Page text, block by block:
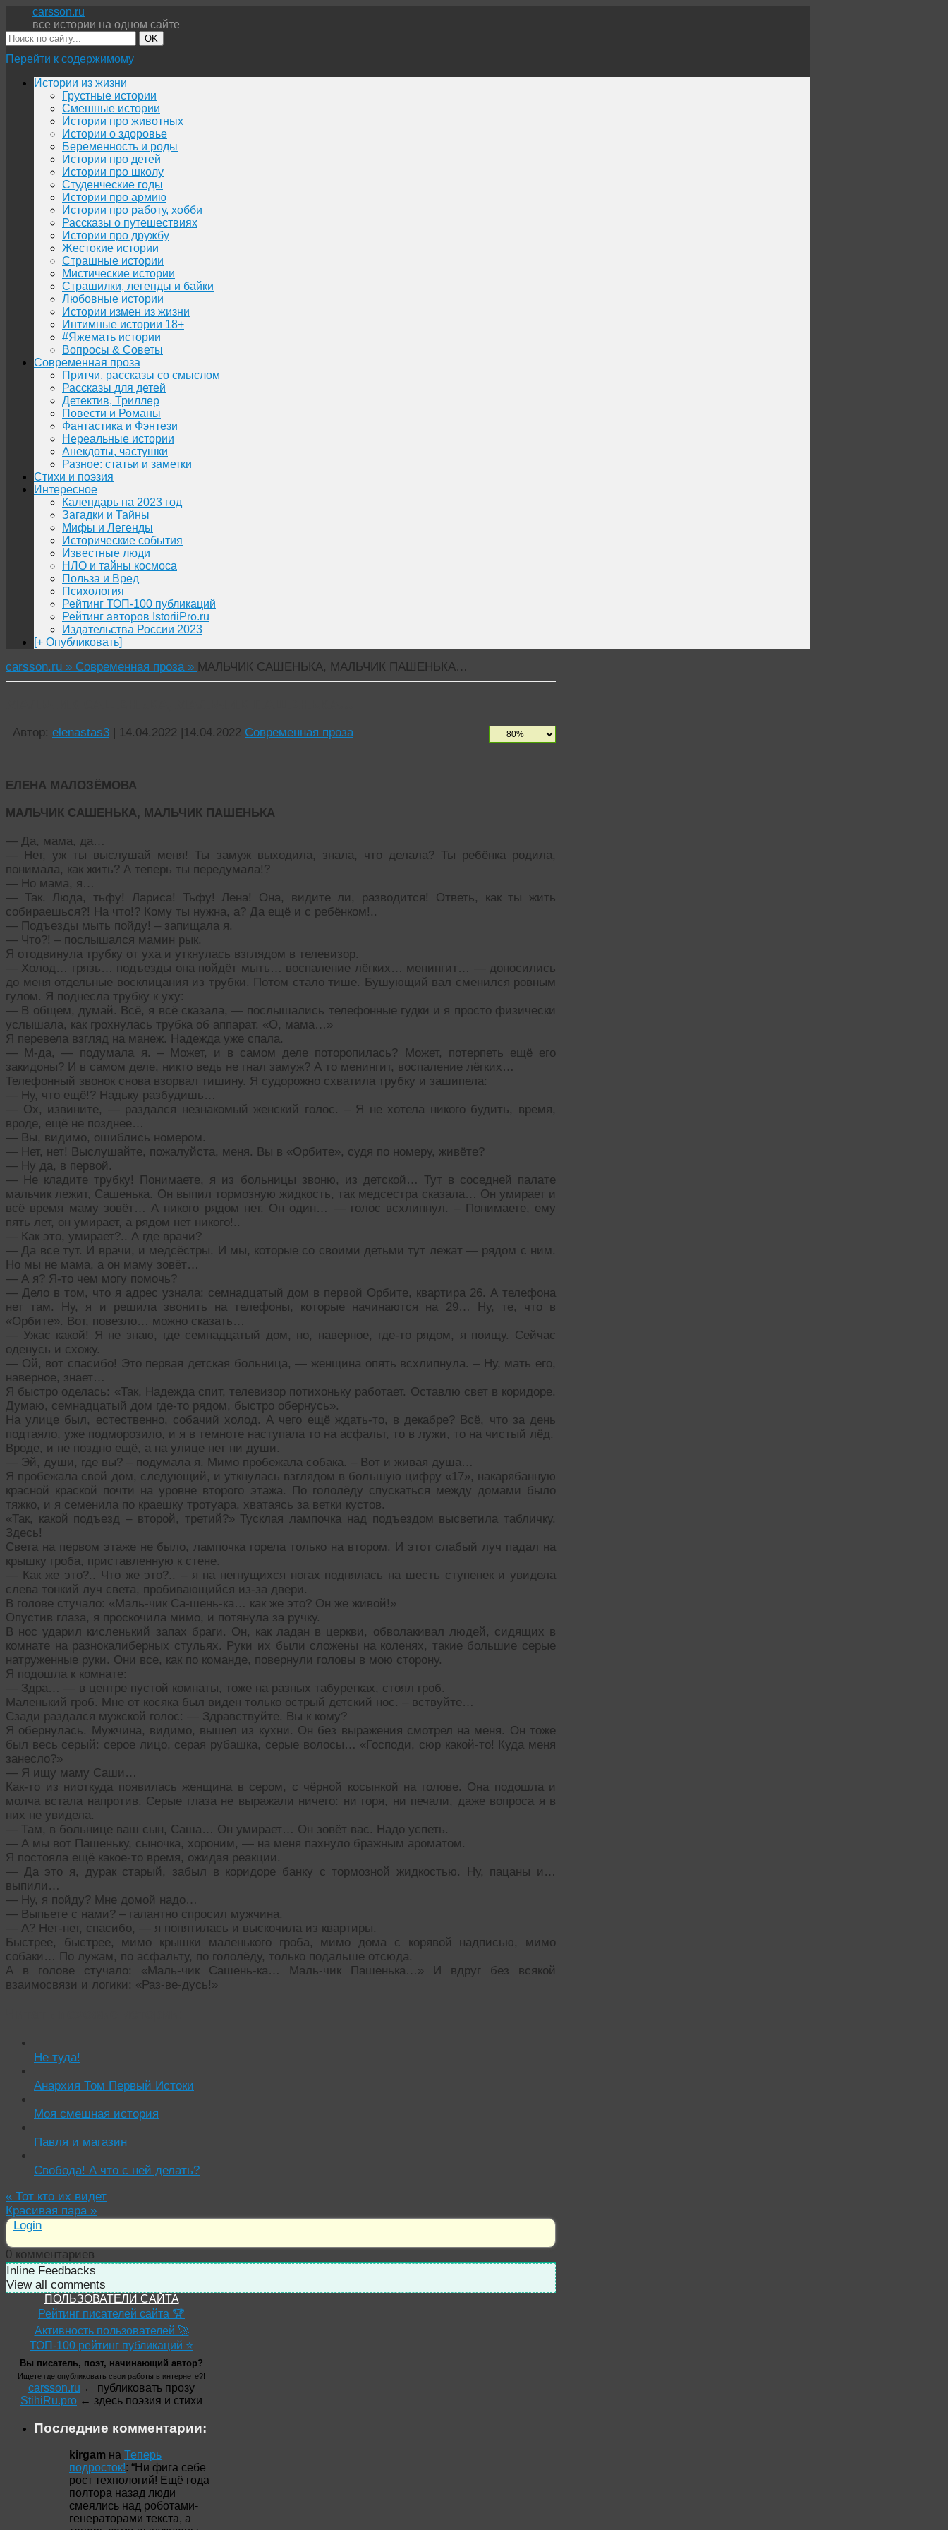
carsson.ru
все истории на одном сайте
OK
Перейти к содержимому
Истории из жизни
Грустные истории
Смешные истории
Истории про животных
Истории о здоровье
Беременность и роды
Истории про детей
Истории про школу
Студенческие годы
Истории про армию
Истории про работу, хобби
Рассказы о путешествиях
Истории про дружбу
Жестокие истории
Страшные истории
Мистические истории
Страшилки, легенды и байки
Любовные истории
Истории измен из жизни
Интимные истории 18+
#Яжемать истории
Вопросы & Советы
Современная проза
Притчи, рассказы со смыслом
Рассказы для детей
Детектив, Триллер
Повести и Романы
Фантастика и Фэнтези
Нереальные истории
Анекдоты, частушки
Разное: статьи и заметки
Стихи и поэзия
Интересное
Календарь на 2023 год
Загадки и Тайны
Мифы и Легенды
Исторические события
Известные люди
НЛО и тайны космоса
Польза и Вред
Психология
Рейтинг ТОП-100 публикаций
Рейтинг авторов IstoriiPro.ru
Издательства России 2023
[+ Опубликовать]
carsson.ru » Современная проза » МАЛЬЧИК САШЕНЬКА, МАЛЬЧИК ПАШЕНЬКА…
Автор: elenastas3 | 14.04.2022 |14.04.2022 Современная проза
ЕЛЕНА МАЛОЗЁМОВА
МАЛЬЧИК САШЕНЬКА, МАЛЬЧИК ПАШЕНЬКА
— Да, мама, да…
— Нет, уж ты выслушай меня! Ты замуж выходила, знала, что делала? Ты ребёнка родила,
понимала, как жить? А теперь ты передумала!?
— Но мама, я…
— Так. Люда, тьфу! Лариса! Тьфу! Лена! Она, видите ли, разводится! Ответь, как ты жить
собираешься?! На что!? Кому ты нужна, а? Да ещё и с ребёнком!..
— Подъезды мыть пойду! – запищала я.
— Что?! – послышался мамин рык.
Я отодвинула трубку от уха и уткнулась взглядом в телевизор.
— Холод… грязь… подъезды она пойдёт мыть… воспаление лёгких… менингит… — доносились
до меня отдельные восклицания из трубки. Потом стало тише. Бушующий вал сменился ровным
гулом. Я поднесла трубку к уху:
— В общем, думай. Всё, я всё сказала, — послышались телефонные гудки и я просто физически
услышала, как грохнулась трубка об аппарат. «О, мама…»
Я перевела взгляд на манеж. Надежда уже спала.
— М-да, — подумала я. – Может, и в самом деле поторопилась? Может, потерпеть ещё его
закидоны? И в самом деле, никто ведь не гнал замуж? А то менингит, воспаление лёгких…
Телефонный звонок снова взорвал тишину. Я судорожно схватила трубку и зашипела:
— Ну, что ещё!? Надьку разбудишь…
— Ох, извините, — раздался незнакомый женский голос. – Я не хотела никого будить, время,
вроде, ещё не позднее…
— Вы, видимо, ошиблись номером.
— Нет, нет! Выслушайте, пожалуйста, меня. Вы в «Орбите», судя по номеру, живёте?
— Ну да, в первой.
— Не кладите трубку! Понимаете, я из больницы звоню, из детской… Тут в соседней палате
мальчик лежит, Сашенька. Он выпил тормозную жидкость, так медсестра сказала… Он умирает и
всё время маму зовёт… А никого рядом нет. Он один… — голос всхлипнул. – Понимаете, ему
пять лет, он умирает, а рядом нет никого!..
— Как это, умирает?.. А где врачи?
— Да все тут. И врачи, и медсёстры. И мы, которые со своими детьми тут лежат — рядом с ним.
Но мы не мама, а он маму зовёт…
— А я? Я-то чем могу помочь?
— Дело в том, что я адрес узнала: семнадцатый дом в первой Орбите, квартира 26. А телефона
нет там. Ну, я и решила звонить на телефоны, которые начинаются на 29… Ну, те, что в
«Орбите». Вот, повезло… можно сказать…
— Ужас какой! Я не знаю, где семнадцатый дом, но, наверное, где-то рядом, я поищу. Сейчас
оденусь и схожу.
— Ой, вот спасибо! Это первая детская больница, — женщина опять всхлипнула. – Ну, мать его,
наверное, знает…
Я быстро оделась: «Так, Надежда спит, телевизор потихоньку работает. Оставлю свет в коридоре.
Думаю, семнадцатый дом где-то рядом, быстро обернусь».
На улице был, естественно, собачий холод. А чего ещё ждать-то, в декабре? Всё, что за день
подтаяло, уже подморозило, и я в темноте наступала то на асфальт, то в лужи, то на чистый лёд.
Вроде, и не поздно ещё, а на улице нет ни души.
— Эй, души, где вы? – подумала я. Мимо пробежала собака. – Вот и живая душа…
Я пробежала свой дом, следующий, и уткнулась взглядом в большую цифру «17», накарябанную
красной краской почти на уровне второго этажа. По гололёду спускаться между домами было
тяжко, и я семенила по краешку тротуара, хватаясь за ветки кустов.
«Так, какой подъезд – второй, третий?» Тусклая лампочка над подъездом высветила табличку.
Здесь!
Света на первом этаже не было, лампочка горела только на втором. И этот слабый луч падал на
крышку гроба, приставленную к стене.
— Как же это?.. Что же это?.. – я на негнущихся ногах поднялась на шесть ступенек и увидела
слева тонкий луч света, пробивающийся из-за двери.
В голове стучало: «Маль-чик Са-шень-ка… как же это? Он же живой!»
Опустив глаза, я проскочила мимо, и потянула за ручку.
В нос ударил кисленький запах браги. Он, как ладан в церкви, обволакивал людей, сидящих в
комнате на разнокалиберных стульях. Руки их были сложены на коленях, такие большие серые
натруженные руки. Они все, как по команде, повернули головы в мою сторону.
Я подошла к комнате:
— Здра… — в центре пустой комнаты, тоже на разных табуретках, стоял гроб.
Маленький гроб. Мне от косяка был виден только острый детский нос. – вствуйте…
Сзади раздался мужской голос: — Здравствуйте. Вы к кому?
Я обернулась. Мужчина, видимо, вышел из кухни. Он без выражения смотрел на меня. Он тоже
был весь серый: серое лицо, серая рубашка, серые волосы… «Господи, сюр какой-то! Куда меня
занесло?»
— Я ищу маму Саши…
Как-то из ниоткуда появилась женщина в сером, с чёрной косынкой на голове. Она подошла и
молча встала напротив. Серые глаза не выражали ничего: ни горя, ни печали, даже вопроса я в
них не увидела.
— Там, в больнице ваш сын, Саша… Он умирает… Он зовёт вас. Надо успеть.
— А мы вот Пашеньку, сыночка, хороним, — на меня пахнуло бражным ароматом.
Я постояла ещё какое-то время, ожидая реакции.
— Да это я, дурак старый, забыл в коридоре банку с тормозной жидкостью. Ну, пацаны и…
выпили…
— Ну, я пойду? Мне домой надо…
— Выпьете с нами? – галантно спросил мужчина.
— А? Нет-нет, спасибо, — я попятилась и выскочила из квартиры.
Быстрее, быстрее, мимо крышки маленького гроба, мимо дома с корявой надписью, мимо
собаки… По лужам, по асфальту, по гололёду, только подальше отсюда.
А в голове стучало: «Маль-чик Сашень-ка… Маль-чик Пашенька…» И вдруг без всякой
взаимосвязи и логики: «Раз-ве-дусь!»
Не туда!
Анархия Том Первый Истоки
Моя смешная история
Павля и магазин
Свобода! А что с ней делать?
« Тот кто их видет
Красивая пара »
Login
0 комментариев
Inline Feedbacks
View all comments
ПОЛЬЗОВАТЕЛИ САЙТА
Рейтинг писателей сайта 🏆
Активность пользователей 🚀
ТОП-100 рейтинг публикаций ⭐
Вы писатель, поэт, начинающий автор?
Ищете где опубликовать свои работы в интернете?!
carsson.ru ← публиковать прозу
StihiRu.pro ← здесь поэзия и стихи
Последние комментарии:
kirgam на Теперь
подросток!: “Ни фига себе
рост технологий! Ещё года
полтора назад люди
смеялись над роботами-
генераторами текста, а